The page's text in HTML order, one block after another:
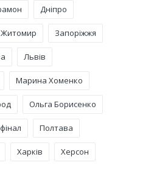
Дніпро
Житомир Запоріжжя
Львів
Марина Хоменко
Ольга Борисенко
Полтава
Харків Херсон